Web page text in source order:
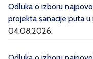
Odluka o izboru
projekta sanacije puta
04.08.2026.